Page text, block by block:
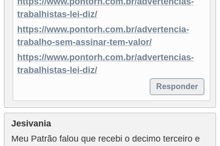
trabalhistas-lei-diz/
https://www.pontorh.com.br/advertencia-
trabalho-sem-assinar-tem-valor/
https://www.pontorh.com.br/advertencias-
trabalhistas-lei-diz/
Responder
Jesivania
Meu Patrão falou que recebi o decimo terceiro e